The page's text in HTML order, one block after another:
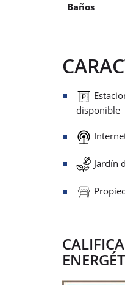
Baños
disponible
Jardín